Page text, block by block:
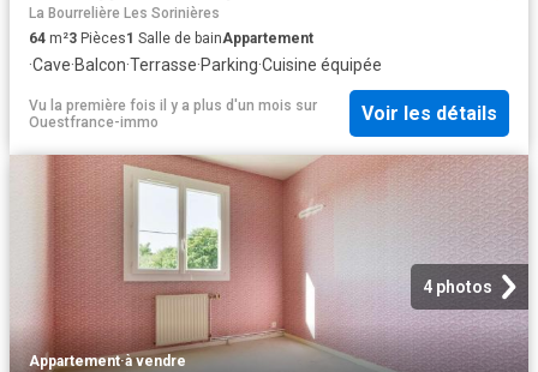
La Bourrelière Les Sorinières
64 m²3 Pièces1 Salle de bainAppartement
·Cave·Balcon·Terrasse·Parking·Cuisine équipée
Vu la première fois il y a plus d'un mois sur
Ouestfrance-immo
Voir les détails
4 photos
Appartement·à vendre